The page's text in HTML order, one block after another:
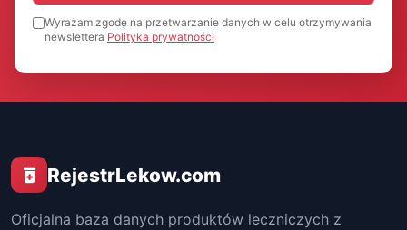
Wyrażam zgodę na przetwarzanie danych w celu otrzymywania
newslettera Polityka prywatności
RejestrLekow.com
Oficjalna baza danych produktów leczniczych z